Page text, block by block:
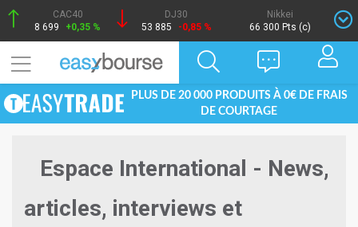
CAC40
8 699
+0,35 %
DJ30
53 885
-0,85 %
Nikkei
66 300 Pts (c)
PLUS DE 20 000 PRODUITS À 0€ DE FRAIS
DE COURTAGE
Espace International - News,
articles, interviews et